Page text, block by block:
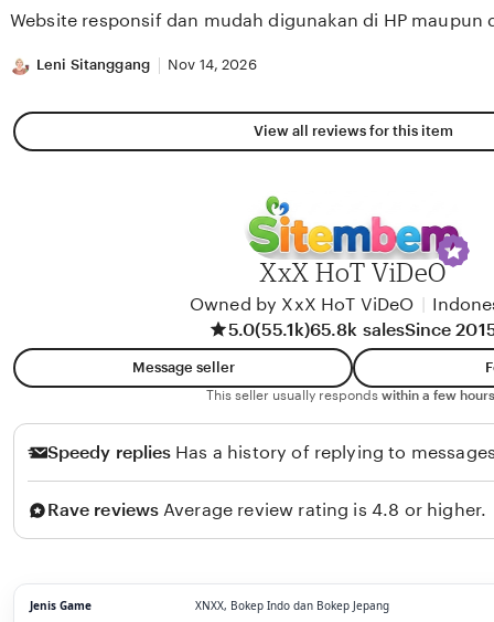
5
Website responsif dan mudah digunakan di HP maupun
Leni Sitanggang Nov 14, 2026
View all reviews for this item
XxX HoT ViDeO
Owned by XxX HoT ViDeO
5.0(55.1k)65.8k salesSince
Message seller
This seller usually responds within a few
Speedy replies Has a history of replying to
Rave reviews Average review rating is 4.8 or higher.
Jenis Game XNXX, Bokep Indo dan Bokep Jepang